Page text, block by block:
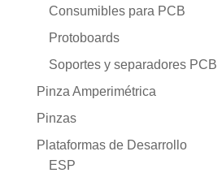
Consumibles para PCB
Protoboards
Soportes y separadores PCB
Pinza Amperimétrica
Pinzas
Plataformas de Desarrollo
ESP